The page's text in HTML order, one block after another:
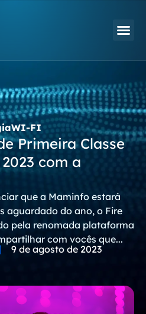
WI-FI
Primeira Classe
com a
que a Maminfo estará
aguardado do ano, o Fire
pela renomada plataforma
com vocês que...
9 de agosto de 2023